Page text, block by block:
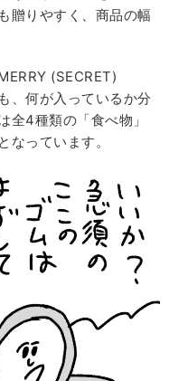
贈りやすく、商品の幅
(SECRET)
、何が入っているか分
全4種類の「食べ物」
なっています。